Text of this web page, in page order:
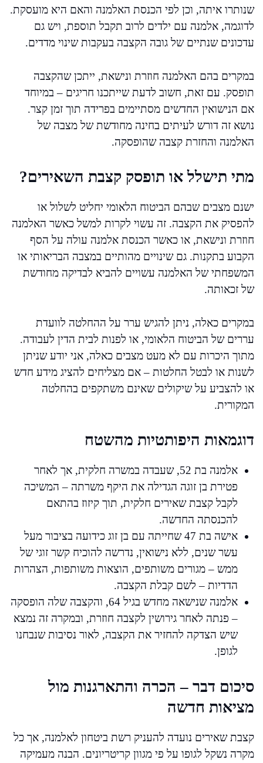
שנותרו איתה, וכן לפי הכנסת האלמנה והאם היא מועסקת.
לדוגמה, אלמנה עם ילדים לרוב תקבל תוספת, ויש גם
עדכונים שנתיים של גובה הקצבה בעקבות שינוי מדדים.
במקרים בהם האלמנה חוזרת ונישאת, ייתכן שהקצבה
תופסק. עם זאת, חשוב לדעת שייתכנו חריגים – במיוחד
אם הנישואין החדשים מסתיימים בפרידה תוך זמן קצר.
נושא זה דורש לעיתים בחינה מחודשת של מצבה של
האלמנה והחזרת קצבה שהופסקה.
מתי תישלל או תופסק קצבת השאירים?
ישנם מצבים שבהם הביטוח הלאומי יחליט לשלול או
להפסיק את הקצבה. זה עשוי לקרות למשל כאשר האלמנה
חוזרת ונישאת, או כאשר הכנסת אלמנה עולה על הסף
הקבוע בתקנות. גם שינויים מהותיים במצבה הבריאותי או
המשפחתי של האלמנה עשויים להביא לבדיקה מחודשת
של זכאותה.
במקרים כאלה, ניתן להגיש ערר על ההחלטה לוועדת
עררים של הביטוח הלאומי, או לפנות לבית הדין לעבודה.
מתוך היכרות עם לא מעט מצבים כאלה, אני יודע שניתן
לשנות או לבטל החלטות – אם מצליחים להציג מידע חדש
או להצביע על שיקולים שאינם משתקפים בהחלטה
המקורית.
דוגמאות היפותטיות מהשטח
אלמנה בת 52, שעבדה במשרה חלקית, אך לאחר
פטירת בן זוגה הגדילה את היקף משרתה – המשיכה
לקבל קצבת שאירים חלקית, תוך קיזוז בהתאם
להכנסתה החדשה.
אישה בת 47 שחייתה עם בן זוג כידועה בציבור מעל
עשר שנים, ללא נישואין, נדרשה להוכיח קשר זוגי של
ממש – מגורים משותפים, הוצאות משותפות, הצהרות
הדדיות – לשם קבלת הקצבה.
אלמנה שנישאה מחדש בגיל 64, והקצבה שלה הופסקה
– פנתה לאחר גירושין לקצבה חוזרת, ובמקרה זה נמצא
שיש הצדקה להחזיר את הקצבה, לאור נסיבות שנבחנו
לגופן.
סיכום דבר – הכרה והתארגנות מול
מציאות חדשה
קצבת שאירים נועדה להעניק רשת ביטחון לאלמנה, אך כל
מקרה נשקל לגופו על פי מגוון קריטריונים. הבנה מעמיקה